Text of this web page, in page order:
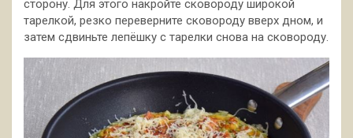
сторону. Для этого накройте сковороду широкой
тарелкой, резко переверните сковороду вверх дном, и
затем сдвиньте лепёшку с тарелки снова на сковороду.